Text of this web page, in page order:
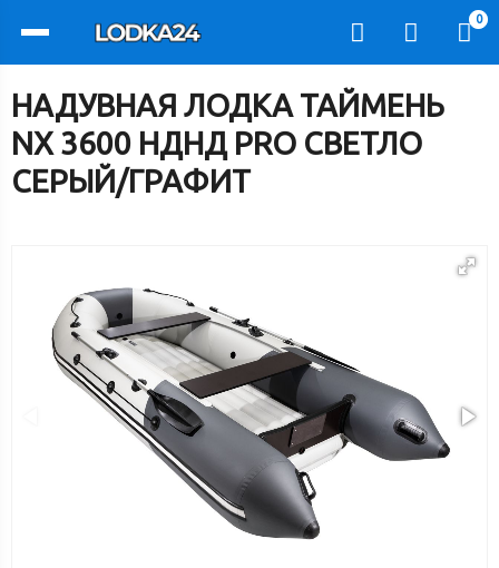
0
НАДУВНАЯ ЛОДКА ТАЙМЕНЬ
NX 3600 НДНД PRO СВЕТЛО
СЕРЫЙ/ГРАФИТ